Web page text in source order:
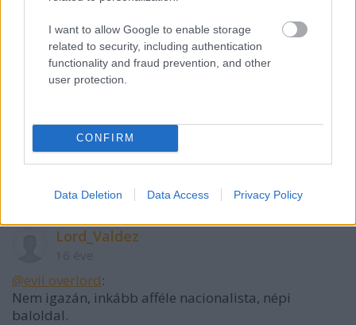
I want to allow Google to enable storage
related to security, including authentication
functionality and fraud prevention, and other
user protection.
CONFIRM
Data Deletion Data Access Privacy Policy
@tölgy:
Egyébként igen. Szerintem a Jobbik is egyértelműen
baloldali.
evil overlord (törölt)
16 éve
Lord_Valdez
@evil overlord:
Nem igazán, inkább afféle nacionalista, népi
baloldal.